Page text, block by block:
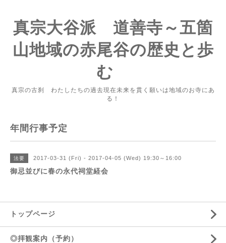
真宗大谷派 道善寺～五箇
山地域の赤尾谷の歴史と歩
む
真宗の古刹 わたしたちの過去現在未来を貫く願いは地域のお寺にあ
る！
年間行事予定
法要 2017-03-31 (Fri) - 2017-04-05 (Wed) 19:30～16:00
御忌並びに春の永代祠堂経会
トップページ
◎拝観案内（予約）